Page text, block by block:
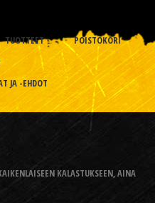
TUOTTEET
POISTOKORI
JA -EHDOT
KALASTUKSEEN, AINA